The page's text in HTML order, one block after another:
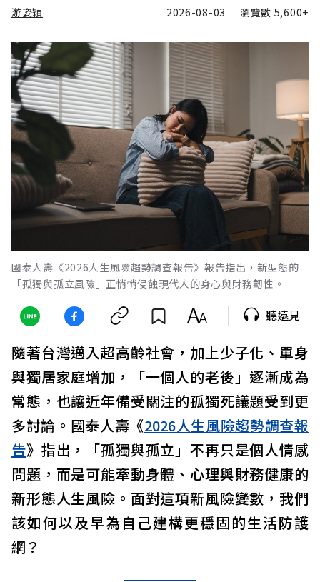
游姿穎 2026-08-03 瀏覽數 5,600+
國泰人壽《2026人生風險趨勢調查報告》報告指出，新型態的
「孤獨與孤立風險」正悄悄侵蝕現代人的身心與財務韌性。
聽遠見
隨著台灣邁入超高齡社會，加上少子化、單身
與獨居家庭增加，「一個人的老後」逐漸成為
常態，也讓近年備受關注的孤獨死議題受到更
多討論。國泰人壽《2026人生風險趨勢調查報
告》指出，「孤獨與孤立」不再只是個人情感
問題，而是可能牽動身體、心理與財務健康的
新形態人生風險。面對這項新風險變數，我們
該如何以及早為自己建構更穩固的生活防護
網？